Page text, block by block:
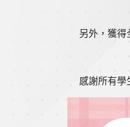
另外，獲
感謝所有